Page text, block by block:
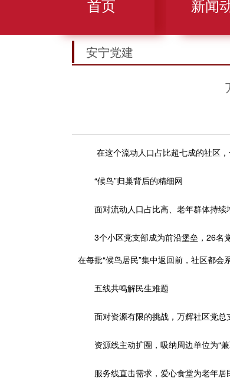
首页 新闻
安宁党建
在这个流动人口占比超七成的社区
“候鸟”归巢背后的精细网
面对流动人口占比高、老年群体持续
3个小区党支部成为前沿堡垒，26名党
在每批“候鸟居民”集中返回前，社区都会
五线共鸣解民生难题
面对资源有限的挑战，万辉社区党总
资源线主动扩圈，吸纳周边单位为“兼
服务线直击需求，爱心食堂为老年居